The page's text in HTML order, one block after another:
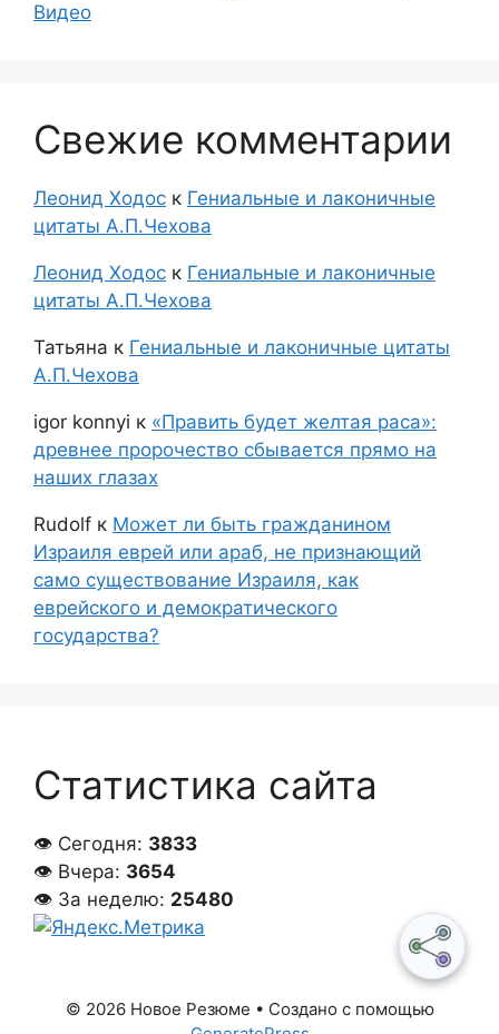
Видео
Свежие комментарии
Леонид Ходос к Гениальные и лаконичные
цитаты А.П.Чехова
Леонид Ходос к Гениальные и лаконичные
цитаты А.П.Чехова
Татьяна к Гениальные и лаконичные цитаты
А.П.Чехова
igor konnyi к «Править будет желтая раса»:
древнее пророчество сбывается прямо на
наших глазах
Rudolf к Может ли быть гражданином
Израиля еврей или араб, не признающий
само существование Израиля, как
еврейского и демократического
государства?
Статистика сайта
👁 Сегодня: 3833
👁 Вчера: 3654
👁 За неделю: 25480
© 2026 Новое Резюме • Создано с помощью